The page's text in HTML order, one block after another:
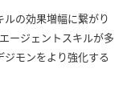
の効果増幅に繋がり
ージェントスキルが多
モンをより強化する